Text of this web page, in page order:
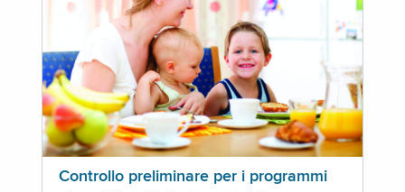
Controllo preliminare per i programmi